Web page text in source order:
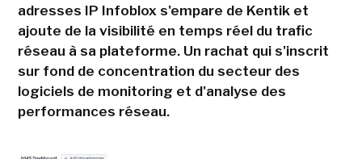
adresses IP Infoblox s'empare de Kentik et
ajoute de la visibilité en temps réel du trafic
réseau à sa plateforme. Un rachat qui s'inscrit
sur fond de concentration du secteur des
logiciels de monitoring et d'analyse des
performances réseau.